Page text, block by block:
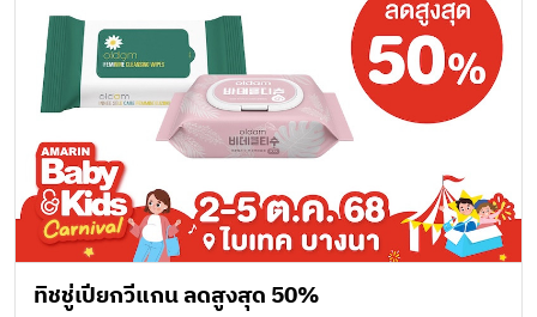
ทิชชู่เปียกวีแกน ลดสูงสุด 50%